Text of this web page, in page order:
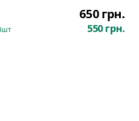
650 грн.
шт 550 грн.